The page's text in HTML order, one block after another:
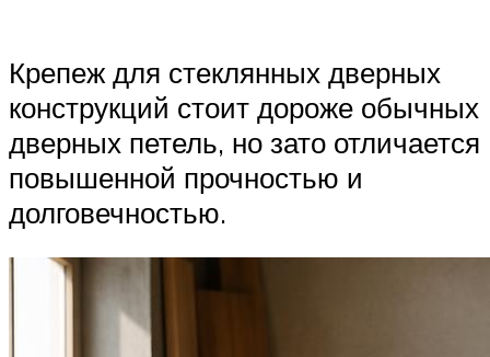
Крепеж для стеклянных дверных
конструкций стоит дороже обычных
дверных петель, но зато отличается
повышенной прочностью и
долговечностью.